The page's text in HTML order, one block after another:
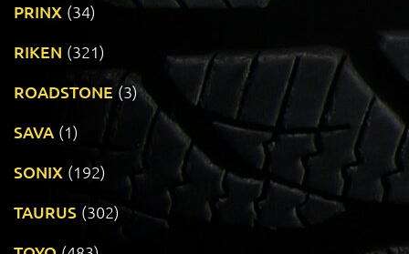
PRINX (34)
RIKEN (321)
ROADSTONE (3)
SAVA (1)
SONIX (192)
TAURUS (302)